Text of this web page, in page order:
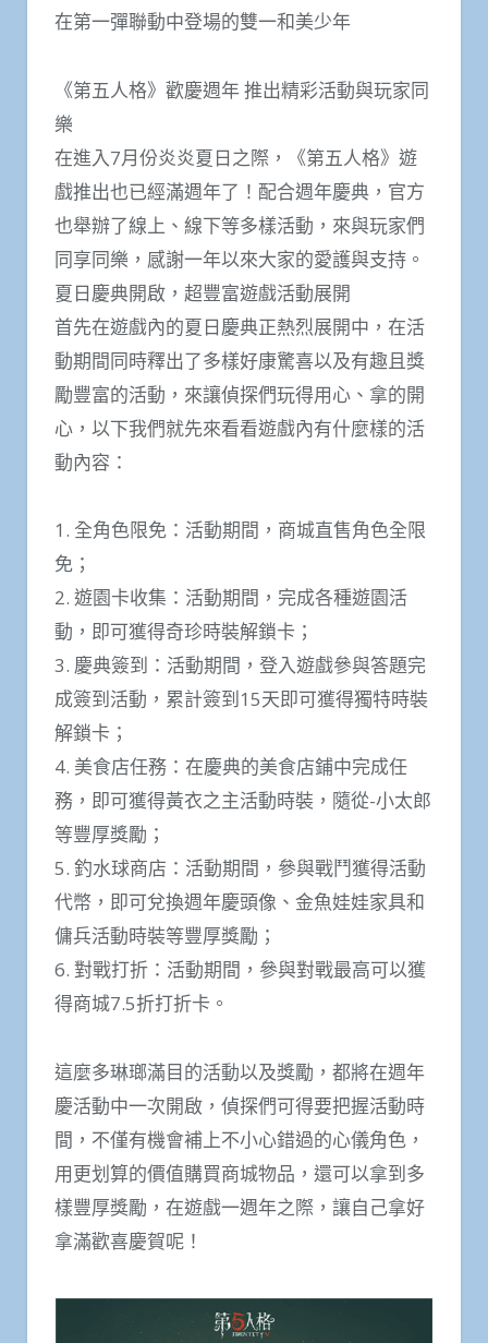
在第一彈聯動中登場的雙一和美少年
《第五人格》歡慶週年 推出精彩活動與玩家同
樂
在進入7月份炎炎夏日之際，《第五人格》遊
戲推出也已經滿週年了！配合週年慶典，官方
也舉辦了線上、線下等多樣活動，來與玩家們
同享同樂，感謝一年以來大家的愛護與支持。
夏日慶典開啟，超豐富遊戲活動展開
首先在遊戲內的夏日慶典正熱烈展開中，在活
動期間同時釋出了多樣好康驚喜以及有趣且獎
勵豐富的活動，來讓偵探們玩得用心、拿的開
心，以下我們就先來看看遊戲內有什麼樣的活
動內容：
1. 全角色限免：活動期間，商城直售角色全限
免；
2. 遊園卡收集：活動期間，完成各種遊園活
動，即可獲得奇珍時裝解鎖卡；
3. 慶典簽到：活動期間，登入遊戲參與答題完
成簽到活動，累計簽到15天即可獲得獨特時裝
解鎖卡；
4. 美食店任務：在慶典的美食店鋪中完成任
務，即可獲得黃衣之主活動時裝，隨從-小太郎
等豐厚獎勵；
5. 釣水球商店：活動期間，參與戰鬥獲得活動
代幣，即可兌換週年慶頭像、金魚娃娃家具和
傭兵活動時裝等豐厚獎勵；
6. 對戰打折：活動期間，參與對戰最高可以獲
得商城7.5折打折卡。
這麼多琳瑯滿目的活動以及獎勵，都將在週年
慶活動中一次開啟，偵探們可得要把握活動時
間，不僅有機會補上不小心錯過的心儀角色，
用更划算的價值購買商城物品，還可以拿到多
樣豐厚獎勵，在遊戲一週年之際，讓自己拿好
拿滿歡喜慶賀呢！